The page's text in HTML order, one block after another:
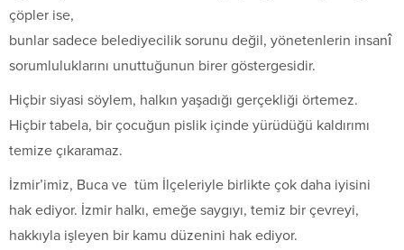
çöpler ise,
bunlar sadece belediyecilik sorunu değil, yönetenlerin insanî
sorumluluklarını unuttuğunun birer göstergesidir.
Hiçbir siyasi söylem, halkın yaşadığı gerçekliği örtemez.
Hiçbir tabela, bir çocuğun pislik içinde yürüdüğü kaldırımı
temize çıkaramaz.
İzmir’imiz, Buca ve tüm İlçeleriyle birlikte çok daha iyisini
hak ediyor. İzmir halkı, emeğe saygıyı, temiz bir çevreyi,
hakkıyla işleyen bir kamu düzenini hak ediyor.